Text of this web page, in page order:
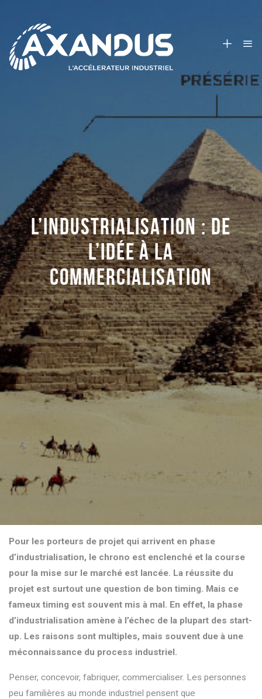
L’INDUSTRIALISATION : DE
L’IDÉE À LA
COMMERCIALISATION
Pour les porteurs de projet qui arrivent en phase
d’industrialisation, le chrono est enclenché et la course
pour la mise sur le marché est lancée. La réussite du
projet est surtout une question de bon timing. Mais ce
fameux timing est souvent mis à mal. En effet, la phase
d’industrialisation amène à l’échec de la plupart des start-
up. Les raisons sont multiples, mais souvent due à une
méconnaissance du process industriel.
Penser, concevoir, fabriquer, commercialiser. Les personnes
peu familières au monde industriel pensent que